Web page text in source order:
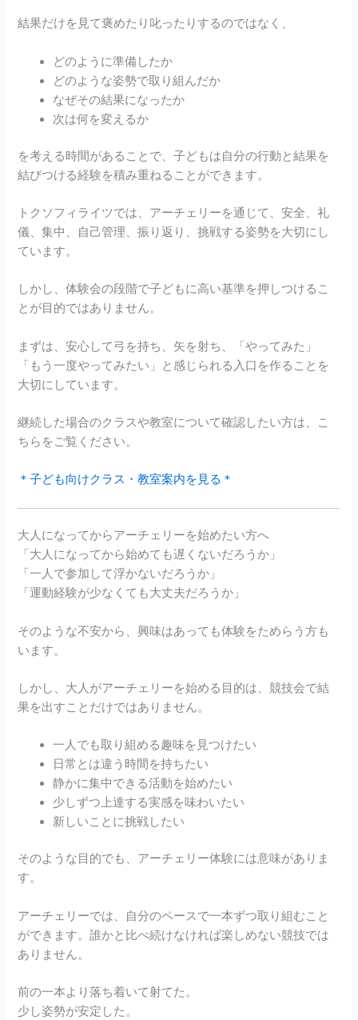
結果だけを見て褒めたり叱ったりするのではなく、
どのように準備したか
どのような姿勢で取り組んだか
なぜその結果になったか
次は何を変えるか
を考える時間があることで、子どもは自分の行動と結果を
結びつける経験を積み重ねることができます。
トクソフィライツでは、アーチェリーを通じて、安全、礼
儀、集中、自己管理、振り返り、挑戦する姿勢を大切にし
ています。
しかし、体験会の段階で子どもに高い基準を押しつけるこ
とが目的ではありません。
まずは、安心して弓を持ち、矢を射ち、「やってみた」
「もう一度やってみたい」と感じられる入口を作ることを
大切にしています。
継続した場合のクラスや教室について確認したい方は、こ
ちらをご覧ください。
＊子ども向けクラス・教室案内を見る＊
大人になってからアーチェリーを始めたい方へ
「大人になってから始めても遅くないだろうか」
「一人で参加して浮かないだろうか」
「運動経験が少なくても大丈夫だろうか」
そのような不安から、興味はあっても体験をためらう方も
います。
しかし、大人がアーチェリーを始める目的は、競技会で結
果を出すことだけではありません。
一人でも取り組める趣味を見つけたい
日常とは違う時間を持ちたい
静かに集中できる活動を始めたい
少しずつ上達する実感を味わいたい
新しいことに挑戦したい
そのような目的でも、アーチェリー体験には意味がありま
す。
アーチェリーでは、自分のペースで一本ずつ取り組むこと
ができます。誰かと比べ続けなければ楽しめない競技では
ありません。
前の一本より落ち着いて射てた。
少し姿勢が安定した。